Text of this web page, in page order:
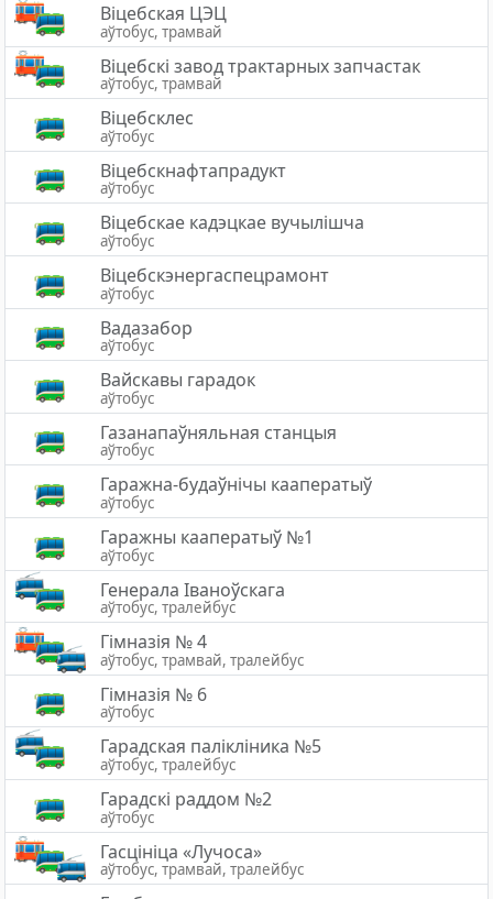
Віцебская ЦЭЦ
аўтобус, трамвай
Віцебскі завод трактарных запчастак
аўтобус, трамвай
Віцебсклес
аўтобус
Віцебскнафтапрадукт
аўтобус
Віцебскае кадэцкае вучылішча
аўтобус
Віцебскэнергаспецрамонт
аўтобус
Вадазабор
аўтобус
Вайскавы гарадок
аўтобус
Газанапаўняльная станцыя
аўтобус
Гаражна-будаўнічы кааператыў
аўтобус
Гаражны кааператыў №1
аўтобус
Генерала Іваноўскага
аўтобус, тралейбус
Гімназія № 4
аўтобус, трамвай, тралейбус
Гімназія № 6
аўтобус
Гарадская палiклiника №5
аўтобус, тралейбус
Гарадскі раддом №2
аўтобус
Гасцініца «Лучоса»
аўтобус, трамвай, тралейбус